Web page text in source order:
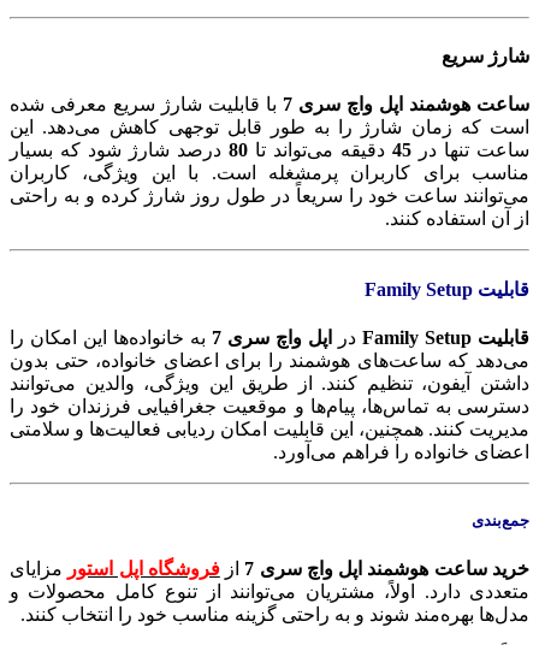
شارژ سریع
ساعت هوشمند اپل واچ سری 7
با قابلیت شارژ سریع معرفی شده
است که زمان شارژ را به طور قابل توجهی کاهش می‌دهد. این
ساعت تنها در 45 دقیقه می‌تواند تا 80 درصد شارژ شود که بسیار
مناسب برای کاربران پرمشغله است. با این ویژگی، کاربران
می‌توانند ساعت خود را سریعاً در طول روز شارژ کرده و به راحتی
از آن استفاده کنند.
قابلیت Family Setup
قابلیت Family Setup در اپل واچ سری 7
به خانواده‌ها این امکان را
می‌دهد که ساعت‌های هوشمند را برای اعضای خانواده، حتی بدون
داشتن آیفون، تنظیم کنند. از طریق این ویژگی، والدین می‌توانند
دسترسی به تماس‌ها، پیام‌ها و موقعیت جغرافیایی فرزندان خود را
مدیریت کنند. همچنین، این قابلیت امکان ردیابی فعالیت‌ها و سلامتی
اعضای خانواده را فراهم می‌آورد.
جمع‌بندی
خرید ساعت هوشمند اپل واچ سری 7 ازفروشگاه اپل استور مزایای
متعددی دارد. اولاً، مشتریان می‌توانند از تنوع کامل محصولات و
مدل‌ها بهره‌مند شوند و به راحتی گزینه مناسب خود را انتخاب کنند.